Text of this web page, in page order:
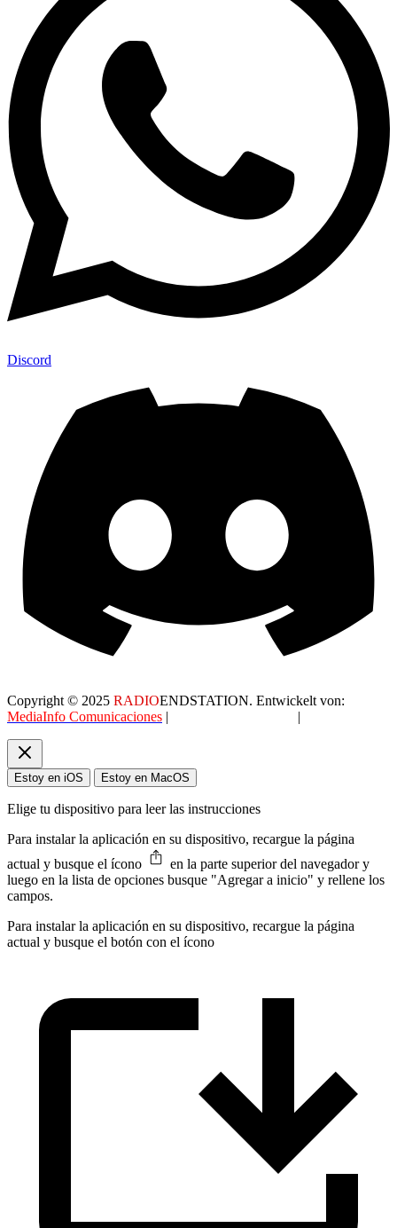
Discord
Copyright © 2025 RADIOENDSTATION. Entwickelt von:
MediaInfo Comunicaciones | |
Estoy en iOS Estoy en MacOS
Elige tu dispositivo para leer las instrucciones
Para instalar la aplicación en su dispositivo, recargue la página
actual y busque el ícono
en la parte superior del navegador y
luego en la lista de opciones busque "Agregar a inicio" y rellene los
campos.
Para instalar la aplicación en su dispositivo, recargue la página
actual y busque el botón con el ícono